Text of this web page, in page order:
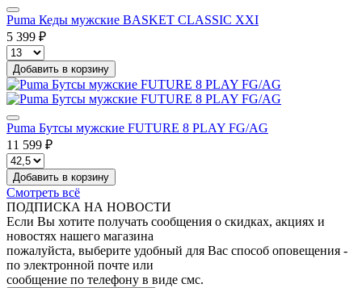
Puma Кеды мужские BASKET CLASSIC XXI
5 399 ₽
Добавить в корзину
Puma Бутсы мужские FUTURE 8 PLAY FG/AG
11 599 ₽
Добавить в корзину
Смотреть всё
ПОДПИСКА НА НОВОСТИ
Если Вы хотите получать сообщения о скидках, акциях и
новостях нашего магазина
пожалуйста, выберите удобный для Вас способ оповещения -
по электронной почте или
сообщение по телефону в виде смс.